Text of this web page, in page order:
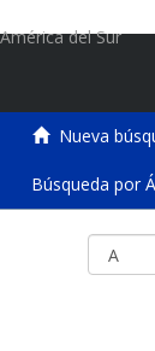
América del Sur
Nueva
Búsqueda por